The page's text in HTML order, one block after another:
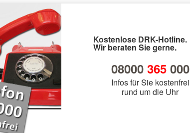
Kostenlose DRK-Hotline.
Wir beraten Sie gerne.
08000 365000
Infos für Sie kostenfrei
rund um die Uhr